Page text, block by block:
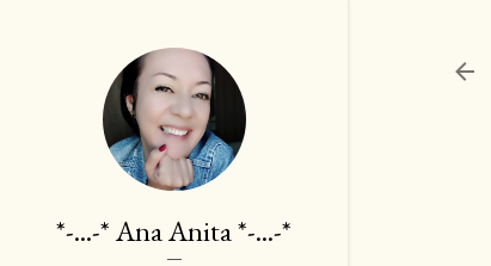
*-...-* Ana Anita *-...-*